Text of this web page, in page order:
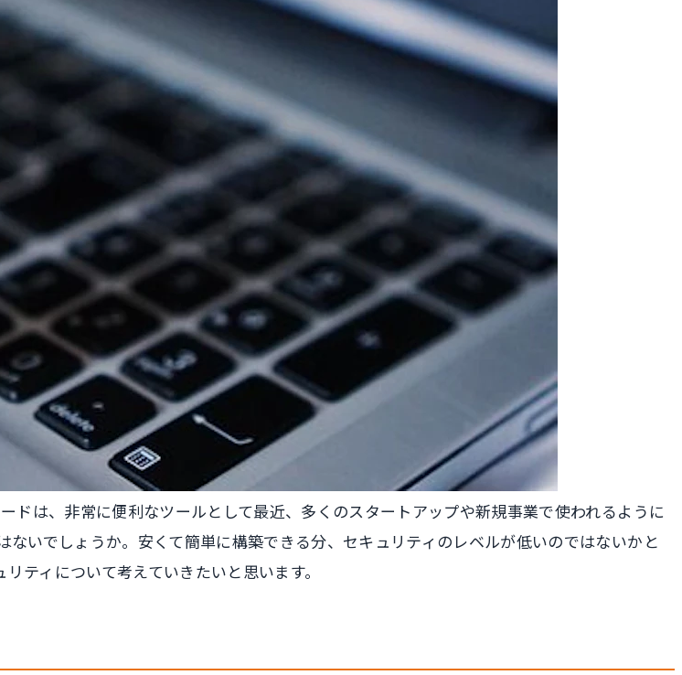
は、非常に便利なツールとして最近、多くのスタートアップや新規事業で使われるように
いでしょうか。安くて簡単に構築できる分、セキュリティのレベルが低いのではないかと
ティについて考えていきたいと思います。